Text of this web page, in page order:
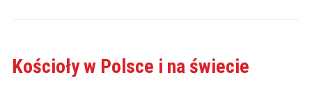
Kościoły w Polsce i na świecie